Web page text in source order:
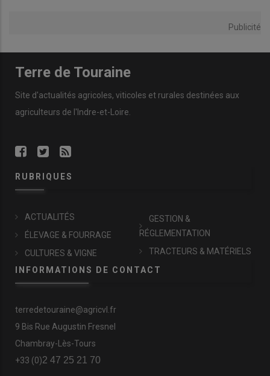
Publicité
Terre de Touraine
Site d'actualités agricoles, viticoles et rurales destinées aux
agriculteurs de l'Indre-et-Loire.
RUBRIQUES
ACTUALITÉS
ÉLEVAGE & FOURRAGE
CULTURES & VIGNE
GESTION &
RÉGLEMENTATION
TRACTEURS & MATÉRIELS
INFORMATIONS DE CONTACT
terredetouraine@agricvl.fr
9 Bis Rue Augustin Fresnel
Chambray-Lès-Tours
+33 (0)2 47 25 21 70